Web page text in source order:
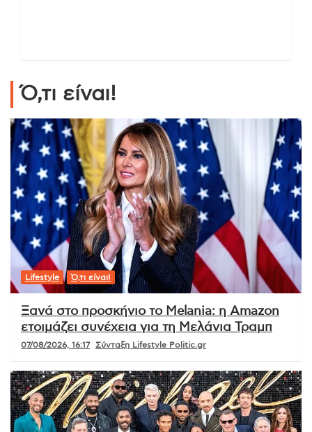
Ό,τι είναι!
Lifestyle Ό,τι είναι!
Ξανά στο προσκήνιο το Melania: η Amazon
ετοιμάζει συνέχεια για τη Μελάνια Τραμπ
07/08/2026, 16:17 Σύνταξη Lifestyle Politic.gr